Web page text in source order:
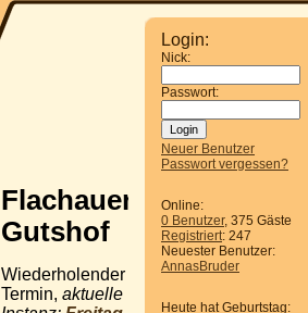
Login:
Nick:
Passwort:
Neuer Benutzer
Passwort vergessen?
Online:
0 Benutzer, 375 Gäste
Registriert: 247
Neuester Benutzer:
AnnasBruder
Heute hat Geburtstag:
Flachauer
Gutshof
Wiederholender
Termin, aktuelle